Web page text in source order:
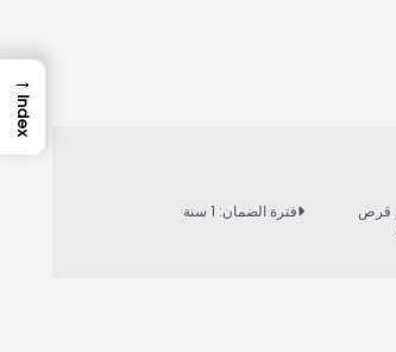
قرص
فترة الضمان: 1 سنة
→
Index